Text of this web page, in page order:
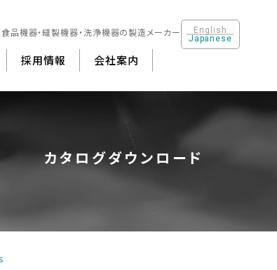
食品機器・縫製機器・洗浄機器の製造メーカー
English
Japanese
食品機器 ・厨房機器 洗浄機器
採用情報 会社案内
会社概要
カタログダウンロード